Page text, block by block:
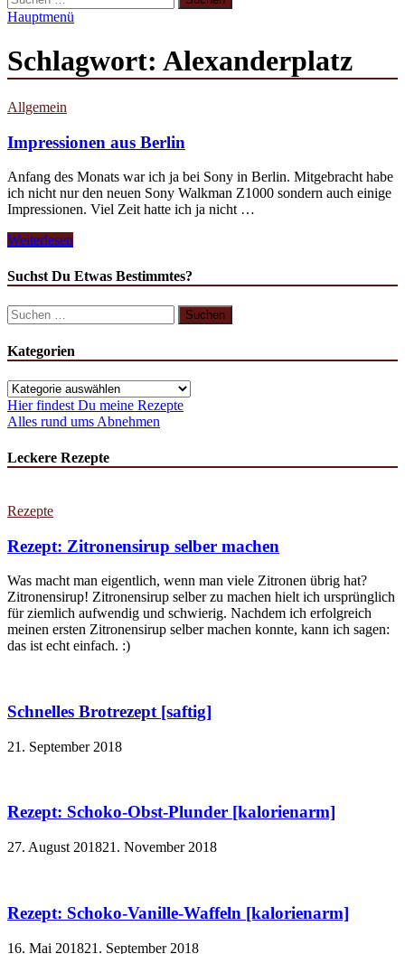
Hauptmenü
Schlagwort: Alexanderplatz
Allgemein
Impressionen aus Berlin
Anfang des Monats war ich ja bei Sony in Berlin. Mitgebracht habe
ich nicht nur den neuen Sony Walkman Z1000 sondern auch einige
Impressionen. Viel Zeit hatte ich ja nicht …
Weiterlesen
Suchst Du Etwas Bestimmtes?
Kategorien
Hier findest Du meine Rezepte
Alles rund ums Abnehmen
Leckere Rezepte
Rezepte
Rezept: Zitronensirup selber machen
Was macht man eigentlich, wenn man viele Zitronen übrig hat?
Zitronensirup! Zitronensirup selber zu machen hielt ich ursprünglich
für ziemlich aufwendig und schwierig. Nachdem ich erfolgreich
meinen ersten Zitronensirup selber machen konnte, kann ich sagen:
das ist echt einfach. :)
Schnelles Brotrezept [saftig]
21. September 2018
Rezept: Schoko-Obst-Plunder [kalorienarm]
27. August 201821. November 2018
Rezept: Schoko-Vanille-Waffeln [kalorienarm]
16. Mai 201821. September 2018